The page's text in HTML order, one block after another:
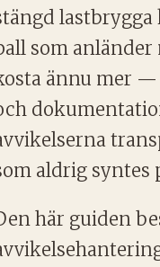
lastbrygga
som
ännu mer
aldrig syntes
här guiden